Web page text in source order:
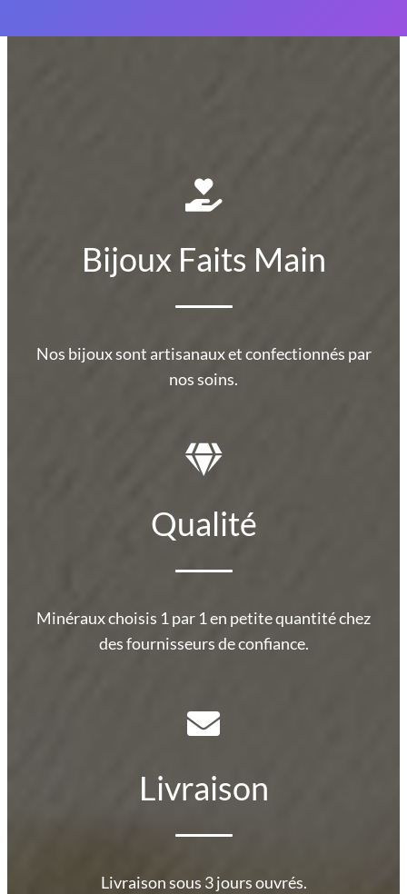
Bijoux Faits Main
Nos bijoux sont artisanaux et confectionnés par
nos soins.
Qualité
Minéraux choisis 1 par 1 en petite quantité chez
des fournisseurs de confiance.
Livraison
Livraison sous 3 jours ouvrés.